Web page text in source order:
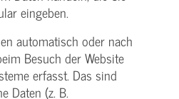
eingeben.
automatisch oder nach
Besuch der Website
erfasst. Das sind
Daten (z. B.